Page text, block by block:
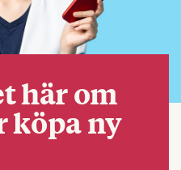
här om
köpa ny